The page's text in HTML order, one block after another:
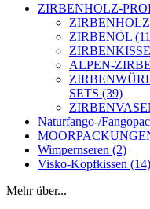
ZIRBENHOLZ-
ZIRBENÖL
ALPEN-
SETS (39)
Naturfango-/
Wimpernseren (2)
Visko-Kopfkissen (14)
Mehr über...